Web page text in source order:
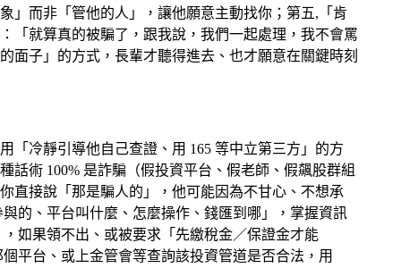
而非「管他的人」，讓他願意主動找你；第五,「肯
就算真的被騙了，跟我說，我們一起處理，我不會罵
子」的方式，長輩才聽得進去、也才願意在關鍵時刻
冷靜引導他自己查證、用 165 等中立第三方」的方
術 100% 是詐騙（假投資平台、假老師、假飆股群組
直接說「那是騙人的」，他可能因為不甘心、不想承
的、平台叫什麼、怎麼操作、錢匯到哪」，掌握資訊
如果領不出、或被要求「先繳稅金／保證金才能
平台、或上金管會等查詢該投資管道是否合法，用